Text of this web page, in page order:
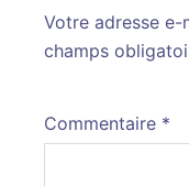
Votre adresse e-
champs
Commentaire *
Alternative: